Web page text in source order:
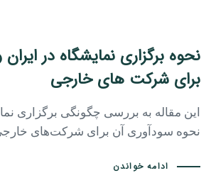
نحوه برگزاری نمایشگاه در
برای شرکت های خارجی
این مقاله به بررسی چگونگی برگزاری
نحوه سودآوری آن برای شرکت‌های
ادامه خواندن